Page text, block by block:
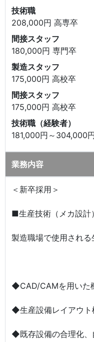
技術職
208,000円 高専卒
間接スタッフ
180,000円 専門卒
製造スタッフ
175,000円 高校卒
間接スタッフ
175,000円 高校卒
技術職（経験者）
181,000円～304,000円
業務内容
＜新卒採用＞
■生産技術（メカ設計）
製造職場で使用され
◆CAD/CAMを用いた
◆生産設備レイアウト
◆既存設備の合理化